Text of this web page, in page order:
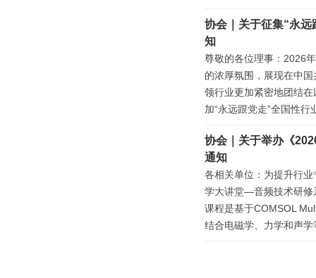
协会｜关于征集“永
知
尊敬的各位理事：2026
的浓厚氛围，展现在中
领行业更加紧密地团结
加“永远跟党走”全国性
协会｜关于举办《
通知
各相关单位：为提升行
学大讲堂—音频技术研修
课程是基于COMSOL
结合电磁学、力学和声